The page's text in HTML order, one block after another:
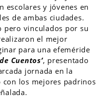
escolares y jóvenes en
de ambas ciudades.
pero vinculados por su
el mejor
para una efeméride
Cuentos’, presentado
jornada en la
los mejores padrinos